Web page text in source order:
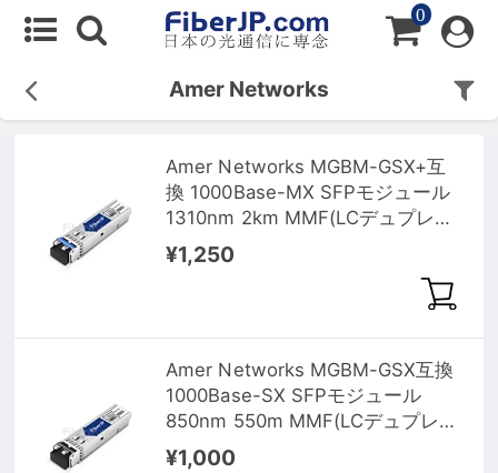
0
Amer Networks
Amer Networks MGBM-GSX+互
換 1000Base-MX SFPモジュール
1310nm 2km MMF(LCデュプレッ
クス) DOM
¥1,250
Amer Networks MGBM-GSX互換
1000Base-SX SFPモジュール
850nm 550m MMF(LCデュプレッ
クス) DOM
¥1,000